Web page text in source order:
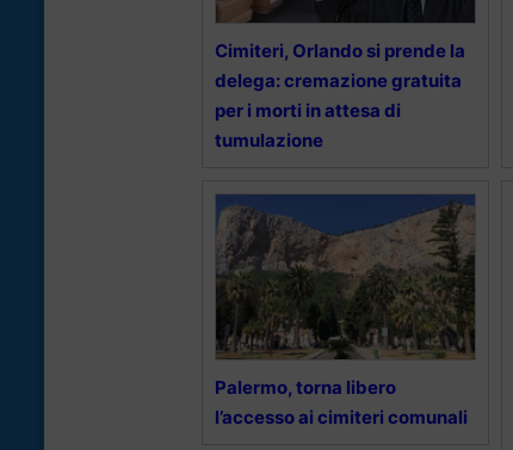
Cimiteri, Orlando si prende la
delega: cremazione gratuita
per i morti in attesa di
tumulazione
Palermo, torna libero
l’accesso ai cimiteri comunali